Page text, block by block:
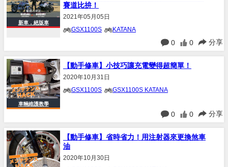
新車．絕版車
賽道比拚！
2021年05月05日
GSX1100S KATANA
0 0 分享
車輛維護教學
【動手修車】小技巧讓充電變得超簡單！
2020年10月31日
GSX1100S GSX1100S KATANA
0 0 分享
【動手修車】省時省力！用注射器來更換煞車
油
2020年10月30日